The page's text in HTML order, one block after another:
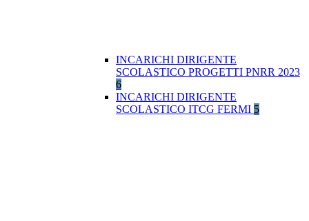
INCARICHI DIRIGENTE
SCOLASTICO PROGETTI PNRR 2023
6
INCARICHI DIRIGENTE
SCOLASTICO ITCG FERMI 5